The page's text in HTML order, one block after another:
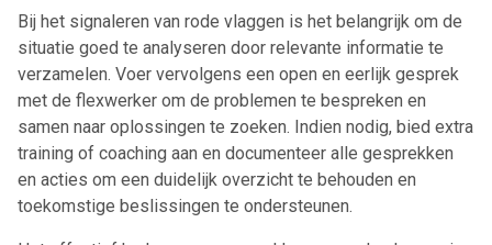
Bij het signaleren van rode vlaggen is het belangrijk om de
situatie goed te analyseren door relevante informatie te
verzamelen. Voer vervolgens een open en eerlijk gesprek
met de flexwerker om de problemen te bespreken en
samen naar oplossingen te zoeken. Indien nodig, bied extra
training of coaching aan en documenteer alle gesprekken
en acties om een duidelijk overzicht te behouden en
toekomstige beslissingen te ondersteunen.